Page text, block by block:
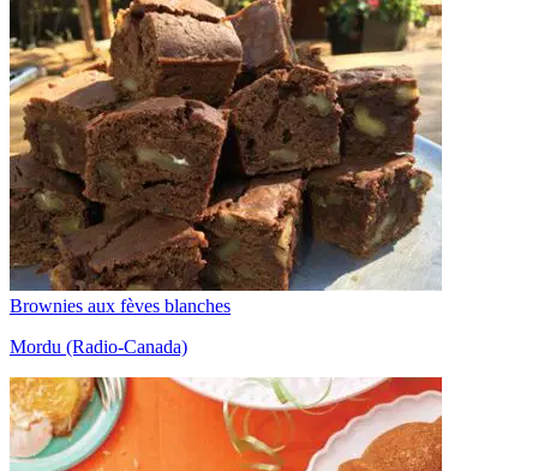
Brownies aux fèves blanches
Mordu (Radio-Canada)